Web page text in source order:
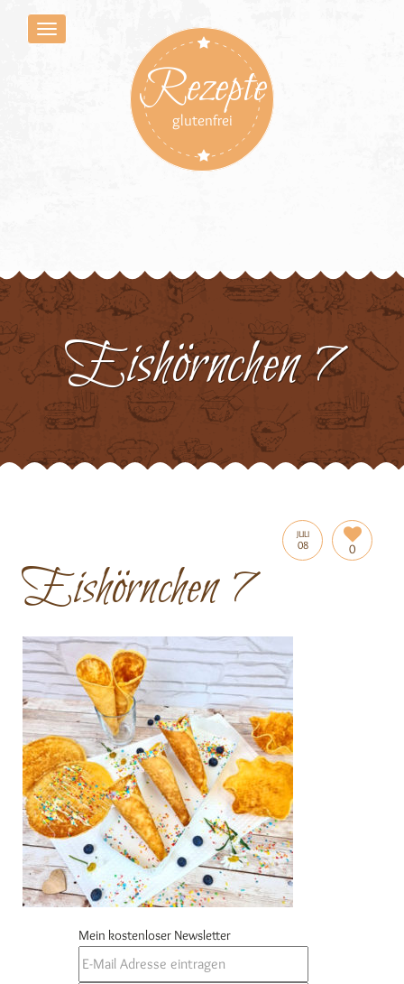
Rezepte
glutenfrei
Eishörnchen 7
JULI
08 0
Eishörnchen 7
Mein kostenloser Newsletter